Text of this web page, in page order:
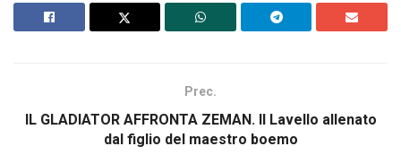
Prec.
IL GLADIATOR AFFRONTA ZEMAN. Il Lavello allenato
dal figlio del maestro boemo